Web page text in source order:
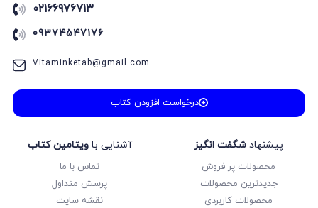
پیشنهاد شگفت انگیز
محصولات پر فروش
جدیدترین محصولات
محصولات کاربردی
آشنایی باویتامین کتاب
تماس با ما
پرسش متداول
نقشه سایت
02166976713
09374547176
Vitaminketab@gmail.com
درخواست افزودن کتاب